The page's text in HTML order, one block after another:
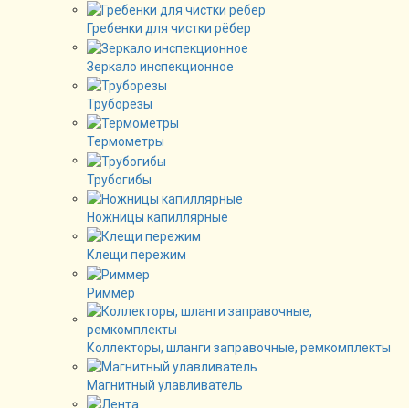
Гребенки для чистки рёбер
Зеркало инспекционное
Труборезы
Термометры
Трубогибы
Ножницы капиллярные
Клещи пережим
Риммер
Коллекторы, шланги заправочные, ремкомплекты
Магнитный улавливатель